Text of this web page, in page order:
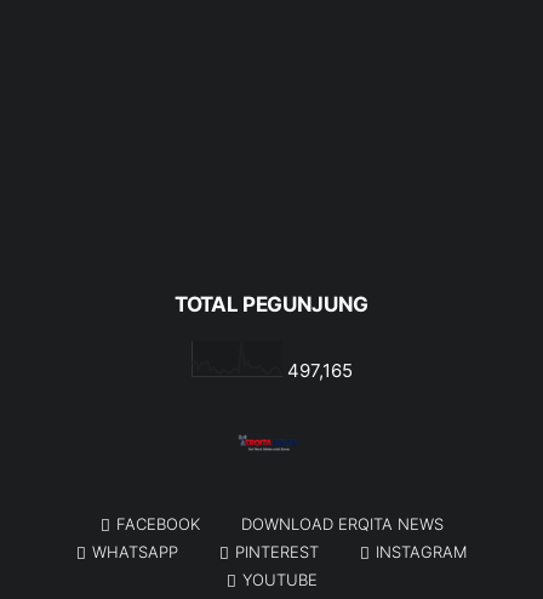
TOTAL PEGUNJUNG
497,165
FACEBOOK
DOWNLOAD ERQITA NEWS
WHATSAPP
PINTEREST
INSTAGRAM
YOUTUBE